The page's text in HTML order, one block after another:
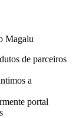
Magalu
de parceiros
a
portal